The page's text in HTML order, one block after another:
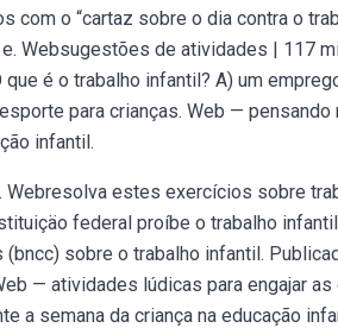
com o “cartaz sobre o dia contra o
Websugestões de atividades | 117
é o trabalho infantil? A) um
para crianças. Web —
infantil.
estes exercícios sobre
federal proíbe o trabalho
sobre o trabalho infantil.
— atividades lúdicas para engajar
a semana da criança na educação